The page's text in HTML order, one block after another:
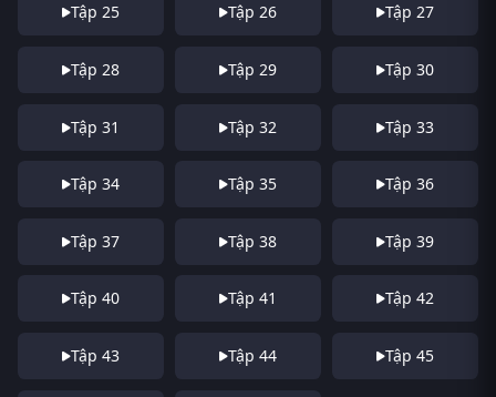
Tập 25 Tập 26 Tập 27
Tập 28 Tập 29 Tập 30
Tập 31 Tập 32 Tập 33
Tập 34 Tập 35 Tập 36
Tập 37 Tập 38 Tập 39
Tập 40 Tập 41 Tập 42
Tập 43 Tập 44 Tập 45